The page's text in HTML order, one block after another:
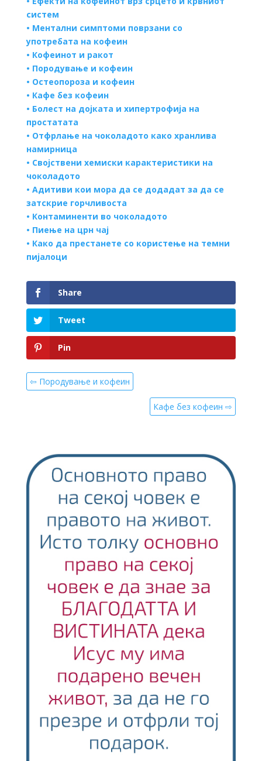
систем
• Ментални симптоми поврзани со
употребата на кофеин
• Кофеинот и ракот
• Породување и кофеин
• Остеопороза и кофеин
• Кафе без кофеин
• Болест на дојката и хипертрофија на
простатата
• Отфрлање на чоколадото како хранлива
намирница
• Својствени хемиски карактеристики на
чоколадото
• Адитиви кои мора да се додадат за да се
затскрие горчливоста
• Контаминенти во чоколадото
• Пиење на црн чај
• Како да престанете со користење на темни
пијалоци
Share
Tweet
Pin
⇦ Породување и кофеин
Кафе без кофеин ⇨